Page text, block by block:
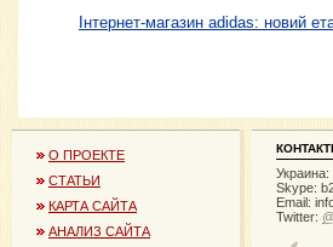
Інтернет-магазин adidas: новий
О ПРОЕКТЕ
СТАТЬИ
КАРТА САЙТА
АНАЛИЗ САЙТА
Skype:
Email:
Twitter: